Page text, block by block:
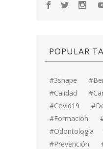
POPULAR
#3shape
#calidad
#covid19
#formación
#odontologia
#prevención